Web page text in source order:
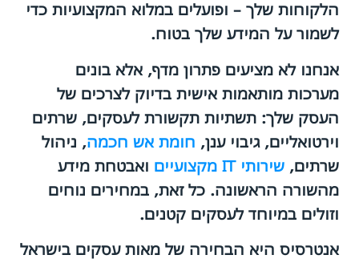
הלקוחות שלך – ופועלים במלוא המקצועיות כדי
לשמור על המידע שלך בטוח.
אנחנו לא מציעים פתרון מדף, אלא בונים
מערכות מותאמות אישית בדיוק לצרכים של
העסק שלך: תשתיות תקשורת לעסקים, שרתים
וירטואליים, גיבוי ענן, חומת אש חכמה, ניהול
שרתים, שירותי IT מקצועיים
ואבטחת מידע
מהשורה הראשונה. כל זאת, במחירים נוחים
וזולים במיוחד לעסקים קטנים.
אנטרסיס היא הבחירה של מאות עסקים בישראל